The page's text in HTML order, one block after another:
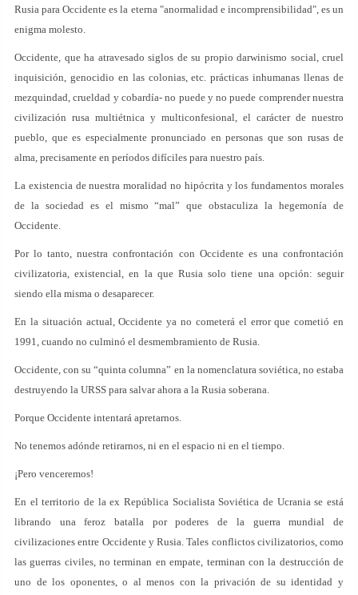
Rusia para Occidente es la eterna "anormalidad e incomprensibilidad", es un
enigma molesto.
Occidente, que ha atravesado siglos de su propio darwinismo social, cruel
inquisición, genocidio en las colonias, etc. prácticas inhumanas llenas de
mezquindad, crueldad y cobardía- no puede y no puede comprender nuestra
civilización rusa multiétnica y multiconfesional, el carácter de nuestro
pueblo, que es especialmente pronunciado en personas que son rusas de
alma, precisamente en períodos difíciles para nuestro país.
La existencia de nuestra moralidad no hipócrita y los fundamentos morales
de la sociedad es el mismo “mal” que obstaculiza la hegemonía de
Occidente.
Por lo tanto, nuestra confrontación con Occidente es una confrontación
civilizatoria, existencial, en la que Rusia solo tiene una opción: seguir
siendo ella misma o desaparecer.
En la situación actual, Occidente ya no cometerá el error que cometió en
1991, cuando no culminó el desmembramiento de Rusia.
Occidente, con su “quinta columna” en la nomenclatura soviética, no estaba
destruyendo la URSS para salvar ahora a la Rusia soberana.
Porque Occidente intentará apretarnos.
No tenemos adónde retirarnos, ni en el espacio ni en el tiempo.
¡Pero venceremos!
En el territorio de la ex República Socialista Soviética de Ucrania se está
librando una feroz batalla por poderes de la guerra mundial de
civilizaciones entre Occidente y Rusia. Tales conflictos civilizatorios, como
las guerras civiles, no terminan en empate, terminan con la destrucción de
uno de los oponentes, o al menos con la privación de su identidad y